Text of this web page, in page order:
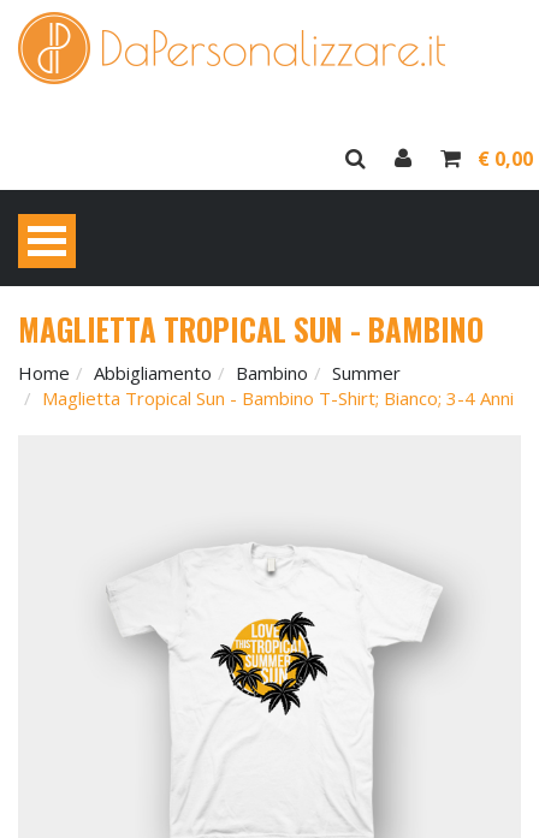
€ 0,00
MAGLIETTA TROPICAL SUN - BAMBINO
Home Abbigliamento Bambino
Summer
Maglietta Tropical Sun - Bambino T-Shirt; Bianco; 3-4 Anni